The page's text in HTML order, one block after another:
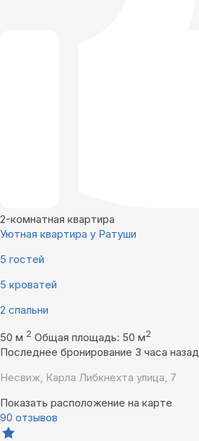
2-комнатная квартира
Уютная квартира у Ратуши
5 гостей
5 кроватей
2 спальни
50 м 2 Общая площадь: 50 м2
Последнее бронирование 3 часа назад
Несвиж, Карла Либкнехта улица, 7
Показать расположение на карте
90 отзывов